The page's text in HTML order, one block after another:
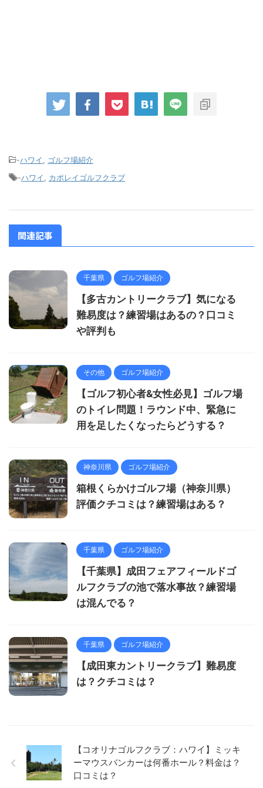
-ハワイ, ゴルフ場紹介
-ハワイ, カポレイゴルフクラブ
関連記事
千葉県 ゴルフ場紹介
【多古カントリークラブ】気になる
難易度は？練習場はあるの？口コミ
や評判も
その他 ゴルフ場紹介
【ゴルフ初心者&女性必見】ゴルフ場
のトイレ問題！ラウンド中、緊急に
用を足したくなったらどうする？
神奈川県 ゴルフ場紹介
箱根くらかけゴルフ場（神奈川県）
評価クチコミは？練習場はある？
千葉県 ゴルフ場紹介
【千葉県】成田フェアフィールドゴ
ルフクラブの池で落水事故？練習場
は混んでる？
千葉県 ゴルフ場紹介
【成田東カントリークラブ】難易度
は？クチコミは？
【コオリナゴルフクラブ：ハワイ】ミッキ
ーマウスバンカーは何番ホール？料金は？
口コミは？